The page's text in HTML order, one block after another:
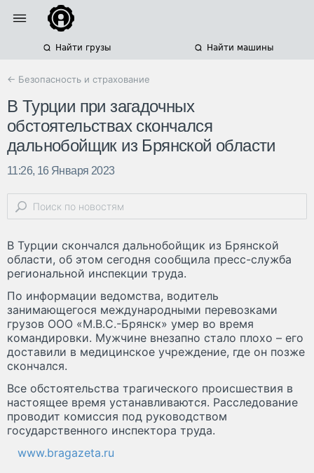
Найти грузы Найти машины
← Безопасность и страхование
В Турции при загадочных
обстоятельствах скончался
дальнобойщик из Брянской области
11:26, 16 Января 2023
В Турции скончался дальнобойщик из Брянской
области, об этом сегодня сообщила пресс-служба
региональной инспекции труда.
По информации ведомства, водитель
занимающегося международными перевозками
грузов ООО «М.В.С.-Брянск» умер во время
командировки. Мужчине внезапно стало плохо – его
доставили в медицинское учреждение, где он позже
скончался.
Все обстоятельства трагического происшествия в
настоящее время устанавливаются. Расследование
проводит комиссия под руководством
государственного инспектора труда.
www.bragazeta.ru